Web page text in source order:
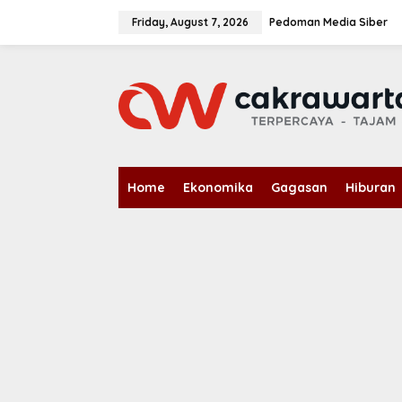
Friday, August 7, 2026 Pedoman Media Siber
Home Ekonomika Gagasan Hiburan